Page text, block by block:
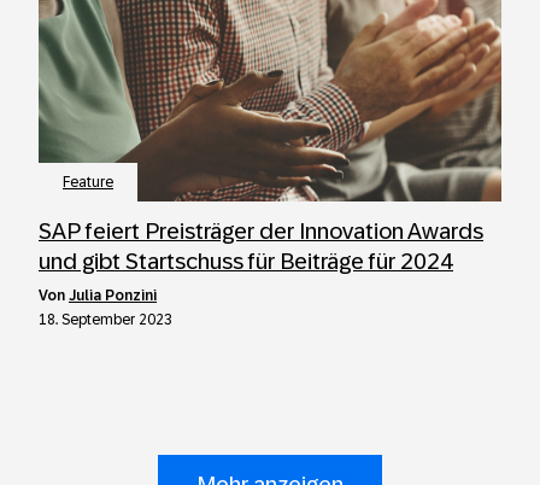
Feature
SAP feiert Preisträger der Innovation Awards
und gibt Startschuss für Beiträge für 2024
von Julia Ponzini
18. September 2023